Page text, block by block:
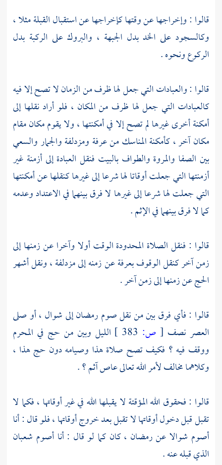
قالوا : وإخراجها عن وقتها كإخراجها عن استقبال القبلة مثلا ،
وكالسجود على الخد بدل الجبهة ، والبروك على الركبة بدل
الركوع ونحوه .
قالوا : والعبادات التي جعل لها ظرف من الزمان لا تصح إلا فيه
كالعبادات التي جعل لها ظرف من المكان ، فلو أراد نقلها إلى
أمكنة أخرى غيرها لم تصح إلا في أمكنتها ، ولا يقوم مكان مقام
مكان آخر ، كأمكنة المناسك من عرفة ومزدلفة والجمار والسعي
بين الصفا والمروة والطواف بالبيت فنقل العبادة إلى أزمنة غير
أزمنتها التي جعلت أوقاتا لها شرعا إلى غيرها كنقلها عن أمكنتها
التي جعلت لها شرعا إلى غيرها لا فرق بينهما في الاعتداد وعدمه
كما لا فرق بينهما في الإثم .
قالوا : فنقل الصلاة المحدودة الوقت أولا وآخرا عن زمنها إلى
زمن آخر كنقل الوقوف بعرفة عن زمنه إلى مزدلفة ، ونقل أشهر
الحج عن زمنها إلى زمن آخر .
قالوا : فأي فرق بين من نقل صوم رمضان إلى شوال ، أو صلى
العصر نصف [ ص:
الليل وبين من حج في المحرم
ووقف فيه ؟ فكيف تصح صلاة هذا وصيامه دون حج هذا ،
وكلاهما مخالف لأمر الله تعالى عاص آثم ؟ .
قالوا : فحقوق الله المؤقتة لا يقبلها الله في غير أوقاتها ، فكما لا
تقبل قبل دخول أوقاتها لا تقبل بعد خروج أوقاتها ، فلو قال : أنا
أصوم شوالا عن رمضان ، كان كما لو قال : أنا أصوم شعبان
الذي قبله عنه .